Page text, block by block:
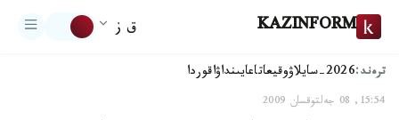
KAZINFORM ق ز
ترەند:2026-سايلاۋ وقيعاتاعايىنداۋاقوردا
15:54, 08 جەلتوقسان 2009